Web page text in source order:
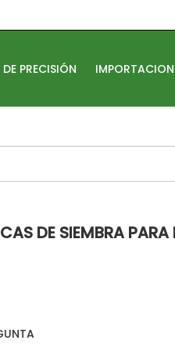
PRECISIÓN
default.php
DE SIEMBRA PARA